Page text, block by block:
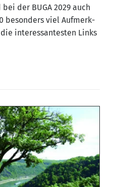
der BUGA 2029 auch
beson­ders viel Auf­merk­
inter­es­san­tes­ten Links